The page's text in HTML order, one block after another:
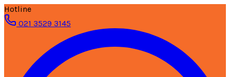
Hotline
021 3529 3145